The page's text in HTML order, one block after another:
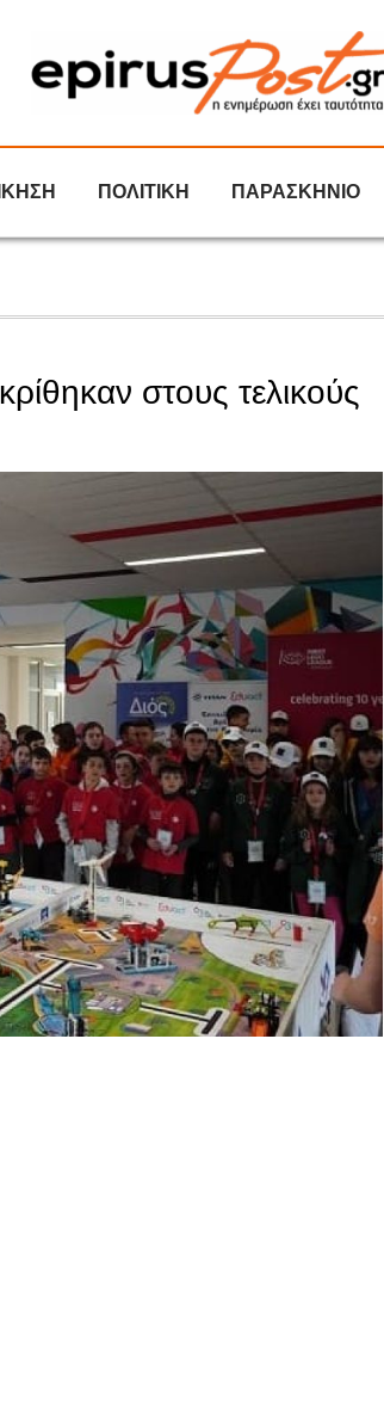
ΠΟΛΙΤΙΚΗ ΠΑΡΑΣΚΗΝΙΟ
στους τελικούς